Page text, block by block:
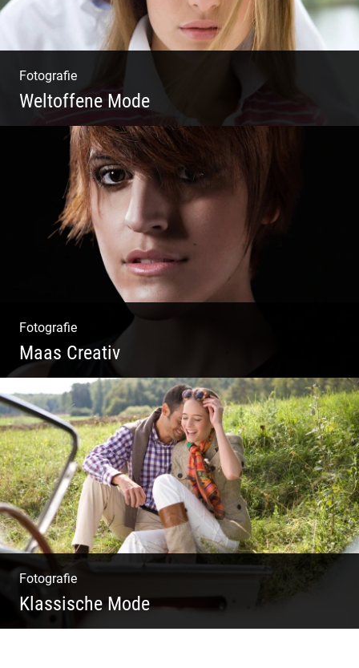
Fotografie
Weltoffene Mode
Authentische Damenmode | Hochwertige
Materialien | Moderne Kollektionen |
Exklusive Bekleidung
Fotografie
Maas Creativ
Wella Trendshows | Kreatives Styling |
Friseur Salon | Haar Trends
Fotografie
Klassische Mode